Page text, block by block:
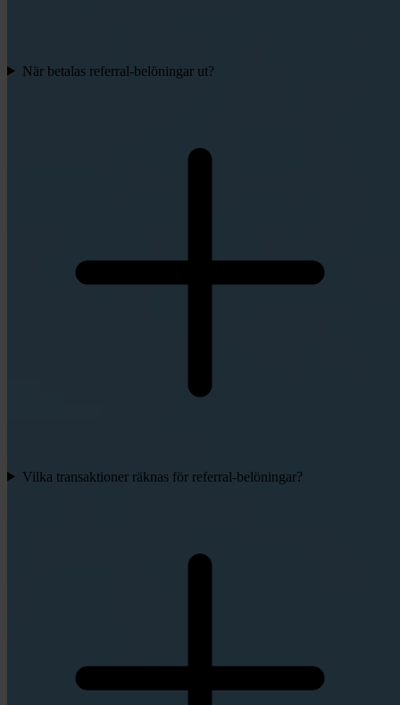
När betalas referral-belöningar ut?
Vilka transaktioner räknas för referral-belöningar?